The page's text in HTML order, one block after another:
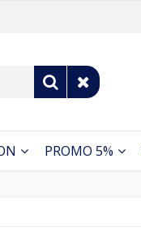
PROMO 5%